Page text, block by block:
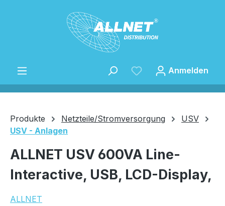
Zum Hauptinhalt springen
Speichern
Anmelden
Produkte Netzteile/Stromversorgung
USV
USV - Anlagen
ALLNET USV 600VA Line-
Interactive, USB, LCD-Display,
ALLNET